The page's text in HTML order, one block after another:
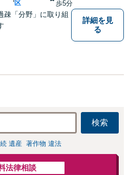
区 歩5分
疎「分野」に取り組
詳細を見
る
検索
遺産 著作物 違法
法律相談